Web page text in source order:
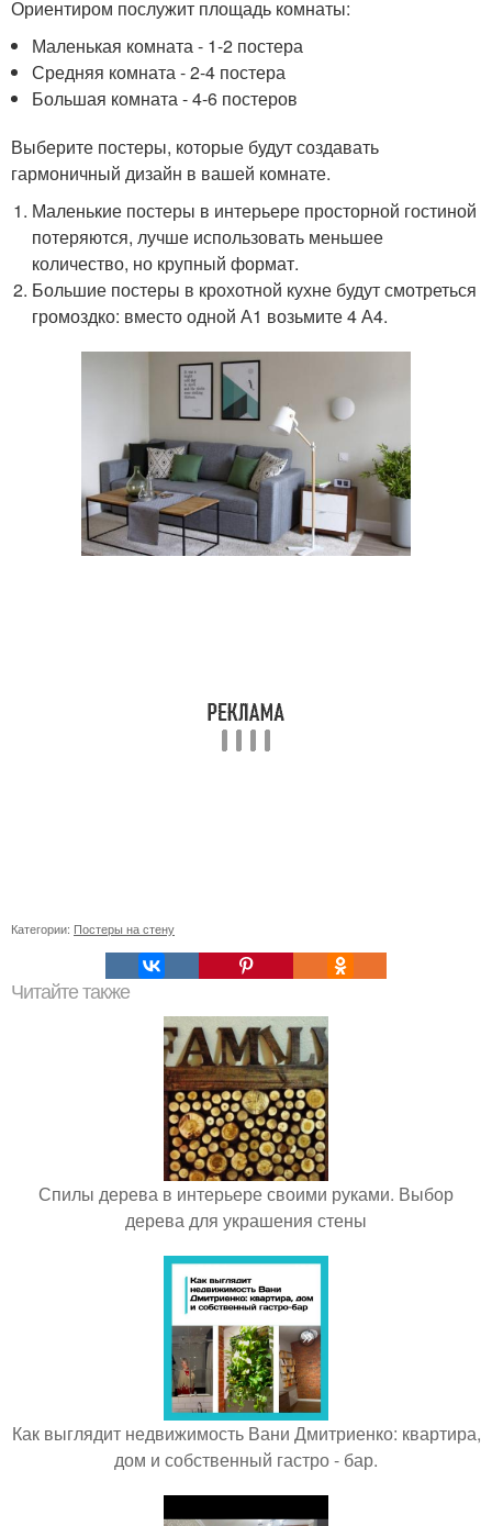
Ориентиром послужит площадь комнаты:
Маленькая комната - 1-2 постера
Средняя комната - 2-4 постера
Большая комната - 4-6 постеров
Выберите постеры, которые будут создавать
гармоничный дизайн в вашей комнате.
Маленькие постеры в интерьере просторной гостиной
потеряются, лучше использовать меньшее
количество, но крупный формат.
Большие постеры в крохотной кухне будут смотреться
громоздко: вместо одной А1 возьмите 4 А4.
Категории: Постеры на стену
Читайте также
Спилы дерева в интерьере своими руками. Выбор
дерева для украшения стены
Как выглядит недвижимость Вани Дмитриенко: квартира,
дом и собственный гастро - бар.